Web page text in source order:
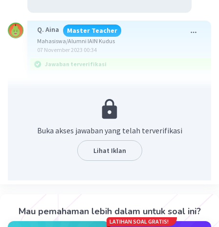
Q. Aina Master Teacher
Mahasiswa/Alumni IAIN Kudus
07 November 2023 00:34
Jawaban terverifikasi
merupakan perbandingan senilai.
Perbandingan senilai adalah jenis perbandingan
dua variabel atau lebih yang suatu variabel
bertambah, maka variabel yang lain juga
Pembahasan
Buka akses jawaban yang telah terverifikasi
Lihat Iklan
Mau pemahaman lebih dalam untuk soal ini?
LATIHAN SOAL GRATIS!